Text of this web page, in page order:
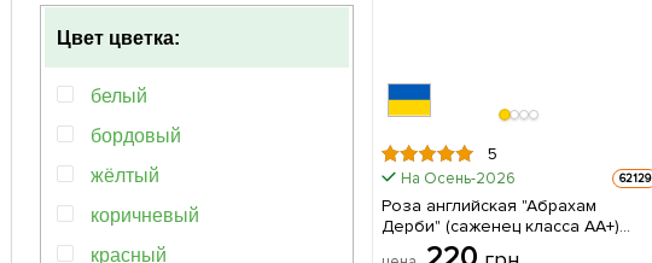
Цвет цветка:
белый
бордовый
жёлтый
коричневый
красный
5
На Осень-2026 62129
Роза английская "Абрахам
Дерби" (саженец класса АА+)
высший сорт